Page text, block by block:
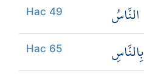
Hac 49 النَّاسُ
Hac 65 بِالنَّاسِ